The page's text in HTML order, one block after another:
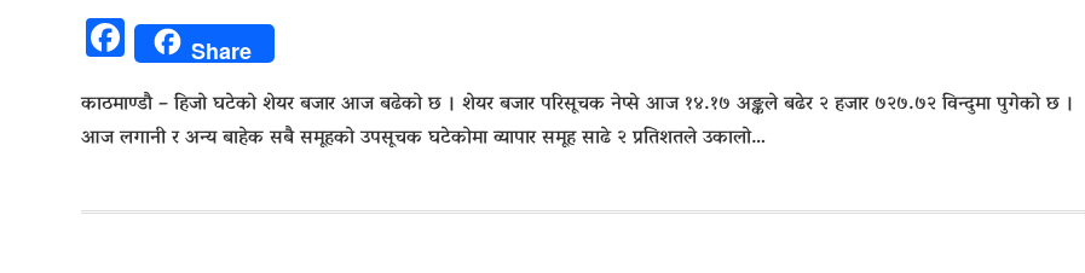
Facebook
Share
काठमाण्डाै – हिजो घटेको शेयर बजार आज बढेको छ । शेयर बजार परिसूचक नेप्से आज १४.१७ अङ्कले बढेर २ हजार ७२७.७२ विन्दुमा पुगेको छ ।
आज लगानी र अन्य बाहेक सबै समूहको उपसूचक घटेकोमा व्यापार समूह साढे २ प्रतिशतले उकालो…